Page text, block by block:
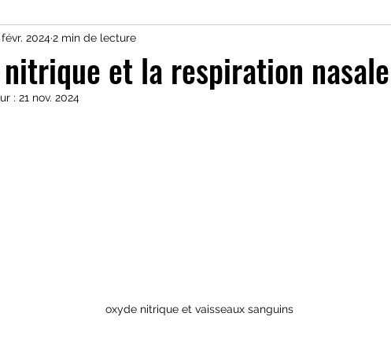
charge d'entrainement
format
nitrique et la respiration nasale
févr. 20242 min de lecture
: 21 nov. 2024
oxyde nitrique et vaisseaux sanguins